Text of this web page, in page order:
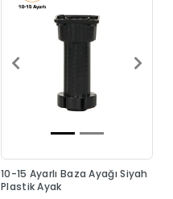
10-15 Ayarlı Baza Ayağı Siyah
Plastik Ayak